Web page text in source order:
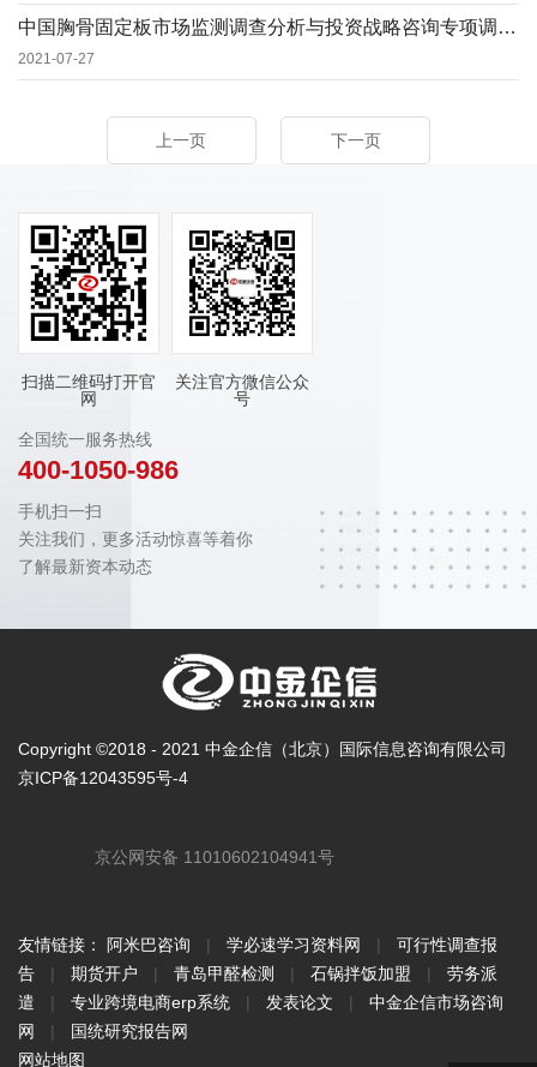
中国胸骨固定板市场监测调查分析与投资战略咨询专项调查报告(2021定制版)
2021-07-27
上一页 下一页
扫描二维码打开官
网
关注官方微信公众
号
全国统一服务热线
400-1050-986
手机扫一扫
关注我们，更多活动惊喜等着你
了解最新资本动态
Copyright ©2018 - 2021 中金企信（北京）国际信息咨询有限公司
京ICP备12043595号-4
京公网安备 11010602104941号
友情链接： 阿米巴咨询 | 学必速学习资料网 |
可行性调查报
告
| 期货开户 | 青岛甲醛检测 | 石锅拌饭加盟 |
劳务派
遣
| 专业跨境电商erp系统 | 发表论文 |
中金企信市场咨询
网
|
国统研究报告网
网站地图